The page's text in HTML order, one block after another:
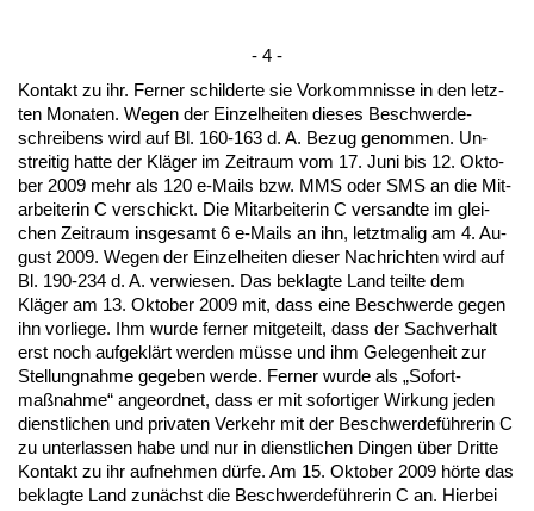
- 4 -
Kon­takt zu ihr. Fer­ner schil­der­te sie Vor­komm­nis­se in den letz­
ten Mo­na­ten. We­gen der Ein­zel­hei­ten die­ses Be­schwer­de­
schrei­bens wird auf Bl. 160-163 d. A. Be­zug ge­nom­men. Un­
strei­tig hat­te der Kläger im Zeit­raum vom 17. Ju­ni bis 12. Ok­to­
ber 2009 mehr als 120 e-Mails bzw. MMS oder SMS an die Mit­
ar­bei­te­rin C ver­schickt. Die Mit­ar­bei­te­rin C ver­sand­te im glei­
chen Zeit­raum ins­ge­samt 6 e-Mails an ihn, letzt­ma­lig am 4. Au­
gust 2009. We­gen der Ein­zel­hei­ten die­ser Nach­rich­ten wird auf
Bl. 190-234 d. A. ver­wie­sen. Das be­klag­te Land teil­te dem
Kläger am 13. Ok­to­ber 2009 mit, dass ei­ne Be­schwer­de ge­gen
ihn vor­lie­ge. Ihm wur­de fer­ner mit­ge­teilt, dass der Sach­ver­halt
erst noch auf­geklärt wer­den müsse und ihm Ge­le­gen­heit zur
Stel­lung­nah­me ge­ge­ben wer­de. Fer­ner wur­de als „So­fort­
maßnah­me“ an­ge­ord­net, dass er mit so­for­ti­ger Wir­kung je­den
dienst­li­chen und pri­va­ten Ver­kehr mit der Be­schwer­deführe­rin C
zu un­ter­las­sen ha­be und nur in dienst­li­chen Din­gen über Drit­te
Kon­takt zu ihr auf­neh­men dürfe. Am 15. Ok­to­ber 2009 hörte das
be­klag­te Land zunächst die Be­schwer­deführe­rin C an. Hier­bei